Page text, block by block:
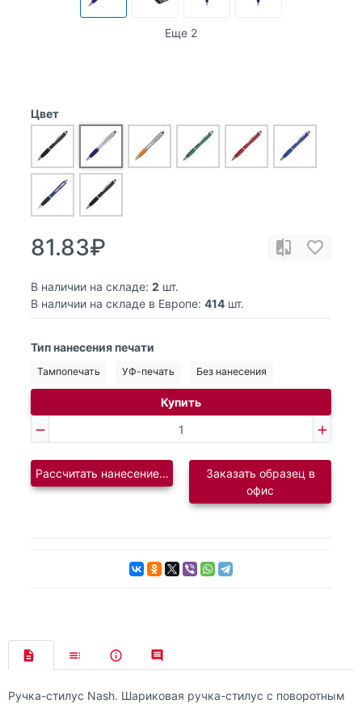
Еще 2
Цвет
81.83₽
В наличии на складе: 2 шт.
В наличии на складе в Европе: 414 шт.
Тип нанесения печати
Тампопечать УФ-печать Без нанесения
Купить
Рассчитать нанесение логотипаЗаказать образец в
офис
Ручка-стилус Nash. Шариковая ручка-стилус с поворотным